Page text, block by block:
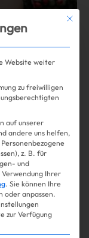
es ist
Mit
Website weiter
zu freiwilligen
auf unserer
andere uns helfen,
Personenbezogene
z. B. für
und
Ihrer
. Sie können Ihre
oder anpassen.
zur Verfügung